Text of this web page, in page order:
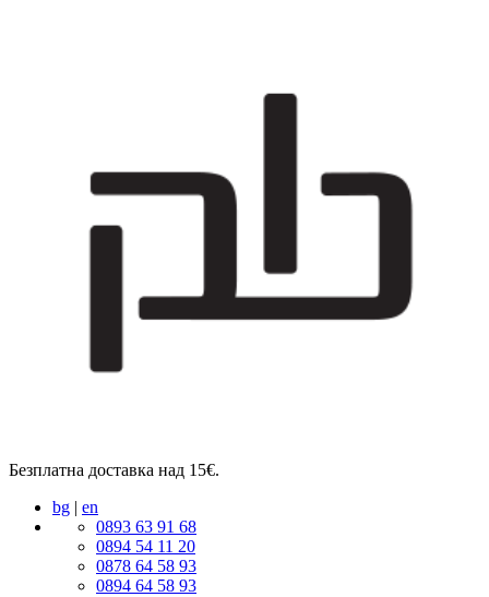
Безплатна доставка над 15€.
bg | en
0893 63 91 68
0894 54 11 20
0878 64 58 93
0894 64 58 93